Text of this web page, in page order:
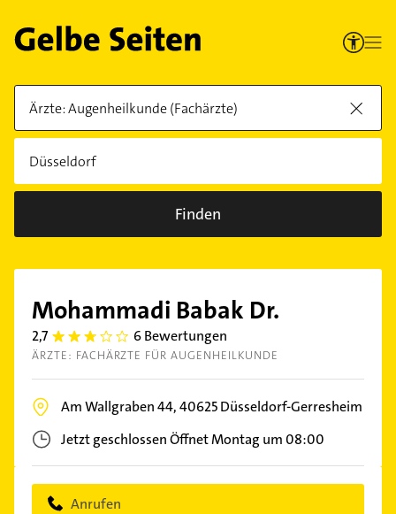
Finden
Mohammadi Babak Dr.
2,7 2.7 6 Bewertungen
ÄRZTE: FACHÄRZTE FÜR AUGENHEILKUNDE
Am Wallgraben 44,40625Düsseldorf-Gerresheim
Jetzt geschlossenÖffnet Montag um 08:00
Anrufen